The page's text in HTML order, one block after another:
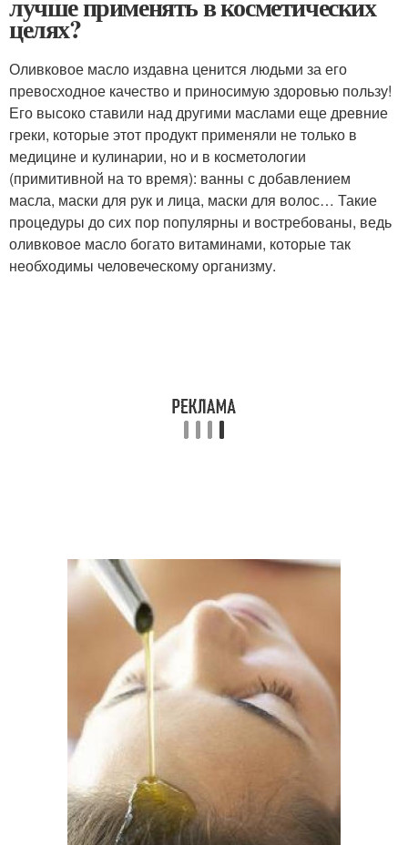
целях?
Оливковое масло издавна ценится людьми за его
превосходное качество и приносимую здоровью пользу!
Его высоко ставили над другими маслами еще древние
греки, которые этот продукт применяли не только в
медицине и кулинарии, но и в косметологии
(примитивной на то время): ванны с добавлением
масла, маски для рук и лица, маски для волос… Такие
процедуры до сих пор популярны и востребованы, ведь
оливковое масло богато витаминами, которые так
необходимы человеческому организму.